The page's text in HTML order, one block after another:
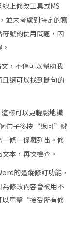
上修改工具或MS
並未考慮到特定的寫
號的使用問題，因
，不僅可以幫助我
還可以找到斷句的
樣可以更輕鬆地識
句子後按“返回”鍵
條一條羅列出。修
本，再次檢查。
的追蹤修訂功能，
修改內容會被用不
以單擊“接受所有修